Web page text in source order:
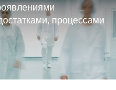
процессами